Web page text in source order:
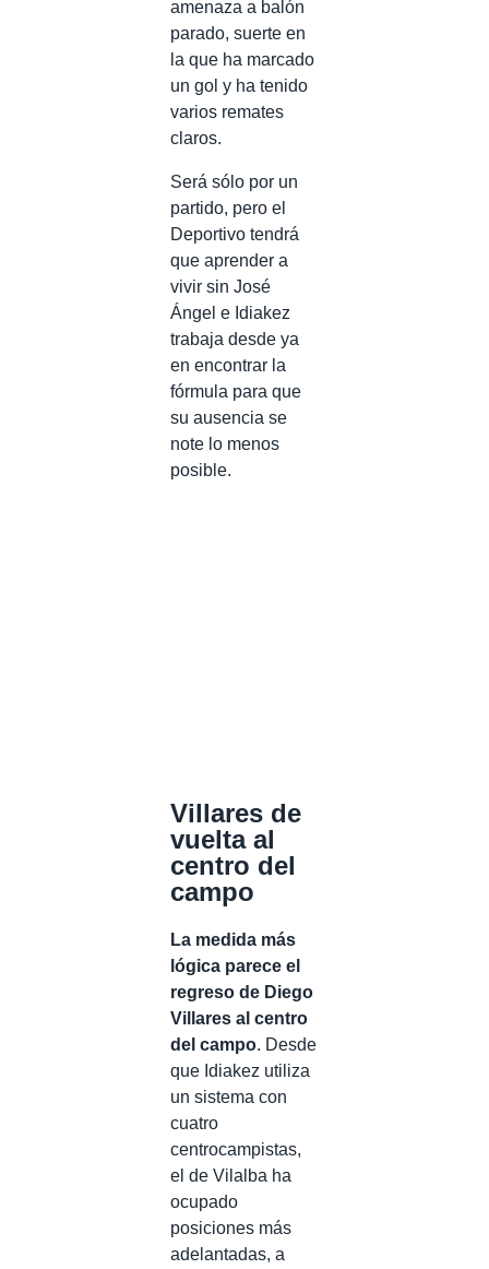
amenaza a balón
parado, suerte en
la que ha marcado
un gol y ha tenido
varios remates
claros.
Será sólo por un
partido, pero el
Deportivo tendrá
que aprender a
vivir sin José
Ángel e Idiakez
trabaja desde ya
en encontrar la
fórmula para que
su ausencia se
note lo menos
posible.
Villares de
vuelta al
centro del
campo
La medida más
lógica parece el
regreso de Diego
Villares al centro
del campo. Desde
que Idiakez utiliza
un sistema con
cuatro
centrocampistas,
el de Vilalba ha
ocupado
posiciones más
adelantadas, a